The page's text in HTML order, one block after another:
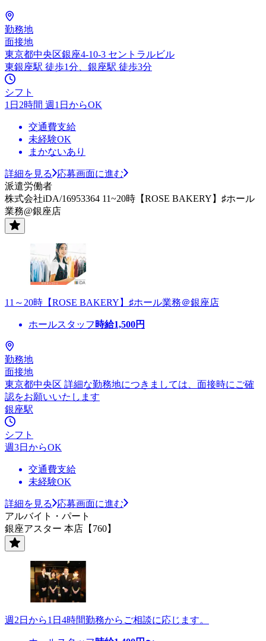
勤務地
面接地
東京都中央区銀座4-10-3 セントラルビル
東銀座駅 徒歩1分、銀座駅 徒歩3分
シフト
1日2時間 週1日からOK
交通費支給
未経験OK
まかないあり
詳細を見る
応募画面に進む
派遣労働者
株式会社iDA/16953364 11~20時【ROSE BAKERY】♯ホール
業務@銀座店
11～20時【ROSE BAKERY】♯ホール業務＠銀座店
ホールスタッフ 時給1,500円
勤務地
面接地
東京都中央区 詳細な勤務地につきましては、面接時にご確
認をお願いいたします
銀座駅
シフト
週3日からOK
交通費支給
未経験OK
詳細を見る
応募画面に進む
アルバイト・パート
銀座アスター 本店【760】
週2日から1日4時間勤務からご相談に応じます。